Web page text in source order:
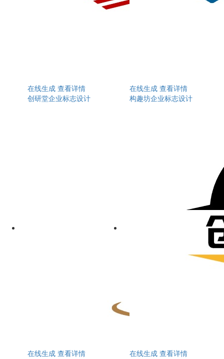
在线生成 查看详情
创研堂企业标志设计
在线生成 查看详情
构趣坊企业标志设计
在线生成 查看详情
在线生成 查看详情